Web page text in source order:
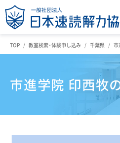
TOP 教室検索・体験申し込み 千葉県 市
市進学院 印西牧